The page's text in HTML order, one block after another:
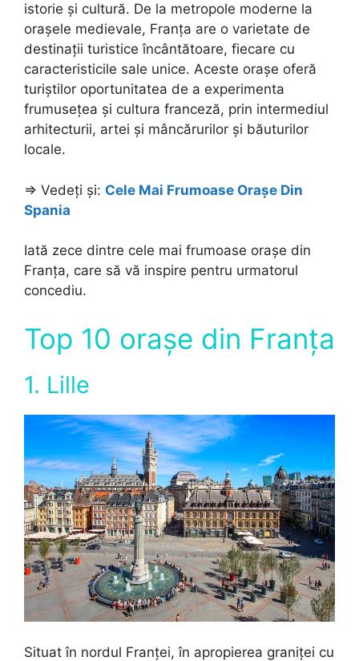
istorie și cultură. De la metropole moderne la
orașele medievale, Franța are o varietate de
destinații turistice încântătoare, fiecare cu
caracteristicile sale unice. Aceste orașe oferă
turiștilor oportunitatea de a experimenta
frumusețea și cultura franceză, prin intermediul
arhitecturii, artei și mâncărurilor și băuturilor
locale.
=> Vedeți și: Cele Mai Frumoase Orașe Din
Spania
Iată zece dintre cele mai frumoase orașe din
Franța, care să vă inspire pentru urmatorul
concediu.
Top 10 orașe din Franța
1. Lille
Situat în nordul Franței, în apropierea graniței cu